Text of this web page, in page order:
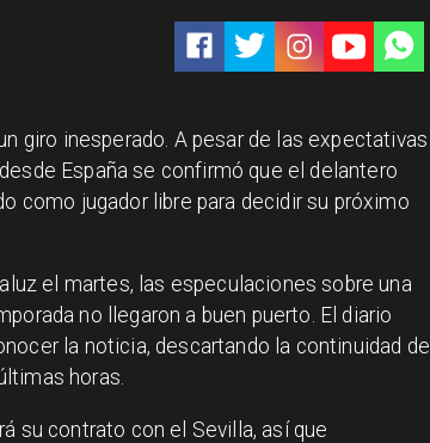
giro inesperado. A pesar de las expectativas
España se confirmó que el delantero
como jugador libre para decidir su próximo
el martes, las especulaciones sobre una
no llegaron a buen puerto. El diario
la noticia, descartando la continuidad del
horas.
su contrato con el Sevilla, así que